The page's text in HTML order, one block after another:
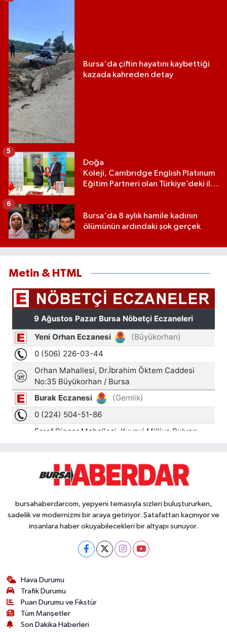
Bursa'da çiftin hayatını kaybettiği
kazada kahreden detay
Doğa
Koleji, Cambrıdge Englısh Platınum
Eğitim Partneri olan Türkiye’deki ilk
5
Bursa'da 8 aylık hamile kadının
ölümünün ardındaki şok gerçek
6
Metin & HTML
bursahaberdarcom, yepyeni temasıyla sizleri buluştururken,
sadelik ve modernizmi bir araya getiriyor. Şatafattan kaçınıyor ve
insanlara haber okuyabilecekleri bir altyapı sunuyor.
Hava Durumu
Trafik Durumu
Puan Durumu ve Fikstür
Tüm Manşetler
Son Dakika Haberleri